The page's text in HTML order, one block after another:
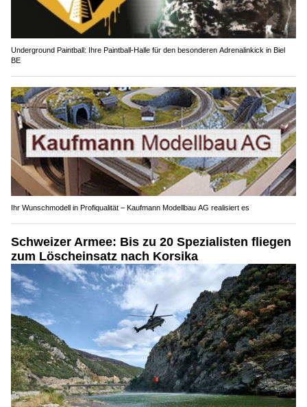
Underground Paintball: Ihre Paintball-Halle für den besonderen Adrenalinkick in Biel
BE
Ihr Wunschmodell in Profiqualität – Kaufmann Modellbau AG realisiert es
Schweizer Armee: Bis zu 20 Spezialisten fliegen
zum Löscheinsatz nach Korsika